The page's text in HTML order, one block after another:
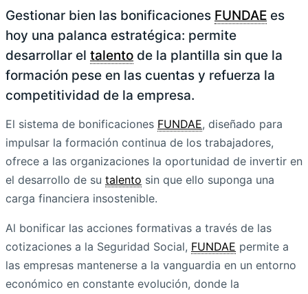
Gestionar bien las bonificaciones FUNDAE es
hoy una palanca estratégica: permite
desarrollar el talento de la plantilla sin que la
formación pese en las cuentas y refuerza la
competitividad de la empresa.
El sistema de bonificaciones FUNDAE, diseñado para
impulsar la formación continua de los trabajadores,
ofrece a las organizaciones la oportunidad de invertir en
el desarrollo de su talento sin que ello suponga una
carga financiera insostenible.
Al bonificar las acciones formativas a través de las
cotizaciones a la Seguridad Social, FUNDAE permite a
las empresas mantenerse a la vanguardia en un entorno
económico en constante evolución, donde la